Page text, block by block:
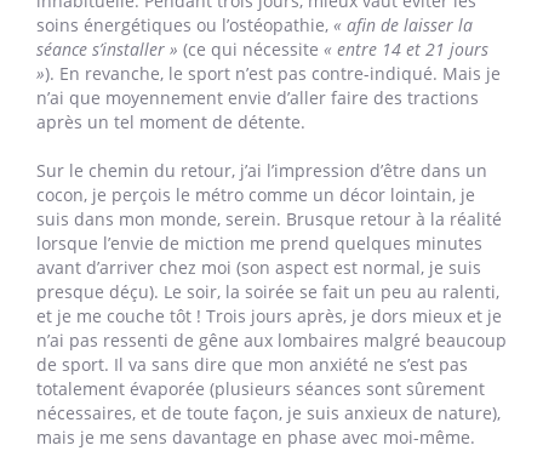
soins énergétiques ou l’ostéopathie, « afin de laisser la
séance s’installer » (ce qui nécessite « entre 14 et 21 jours
»). En revanche, le sport n’est pas contre-indiqué. Mais je
n’ai que moyennement envie d’aller faire des tractions
après un tel moment de détente.
Sur le chemin du retour, j’ai l’impression d’être dans un
cocon, je perçois le métro comme un décor lointain, je
suis dans mon monde, serein. Brusque retour à la réalité
lorsque l’envie de miction me prend quelques minutes
avant d’arriver chez moi (son aspect est normal, je suis
presque déçu). Le soir, la soirée se fait un peu au ralenti,
et je me couche tôt ! Trois jours après, je dors mieux et je
n’ai pas ressenti de gêne aux lombaires malgré beaucoup
de sport. Il va sans dire que mon anxiété ne s’est pas
totalement évaporée (plusieurs séances sont sûrement
nécessaires, et de toute façon, je suis anxieux de nature),
mais je me sens davantage en phase avec moi-même.